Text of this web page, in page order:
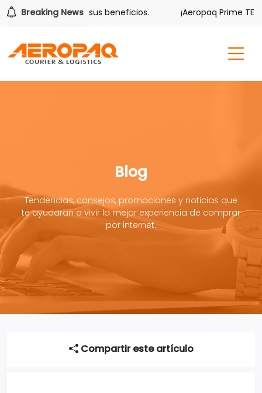
Breaking News
también tiene sus beneficios. ¡Aeropaq Prime TE DA
Blog
Tendencias, consejos, promociones y noticias que
te ayudaran a vivir la mejor experiencia de comprar
por internet.
Compartir este artículo